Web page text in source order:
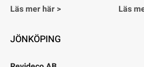
Läs mer här >
Läs
JÖNKÖPING